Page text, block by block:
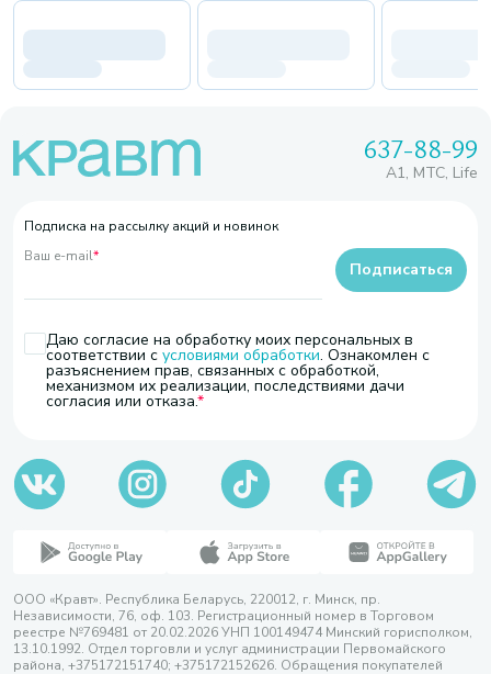
637-88-99
A1, МТС, Life
Подписка на рассылку акций и новинок
Ваш e-mail*
Даю согласие на обработку моих персональных в
соответствии с условиями обработки. Ознакомлен с
разъяснением прав, связанных с обработкой,
механизмом их реализации, последствиями дачи
согласия или отказа.
Подписаться
ООО «Кравт». Республика Беларусь, 220012, г. Минск, пр.
Независимости, 76, оф. 103. Регистрационный номер в Торговом
реестре №769481 от 20.02.2026 УНП 100149474 Минский горисполком,
13.10.1992. Отдел торговли и услуг администрации Первомайского
района, +375172151740; +375172152626. Обращения покупателей